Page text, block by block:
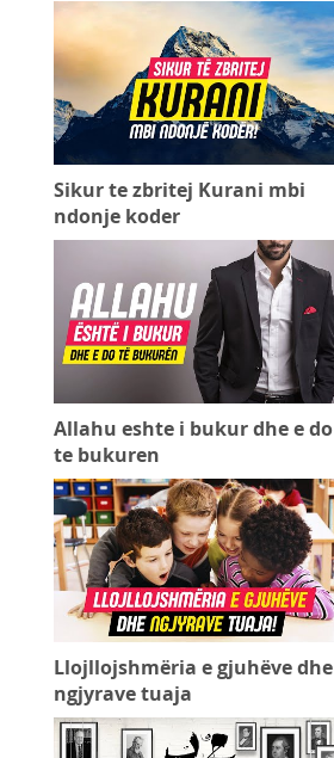
Sikur te zbritej Kurani mbi
ndonje koder
Allahu eshte i bukur dhe e do
te bukuren
Llojllojshmëria e gjuhëve dhe
ngjyrave tuaja